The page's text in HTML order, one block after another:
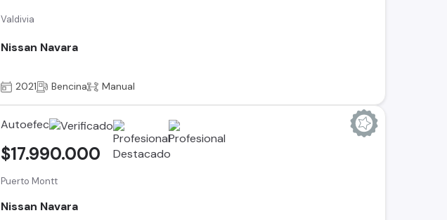
Valdivia
Nissan Navara
2021 Bencina Manual
Autoefec
Puerto Montt
Nissan Navara
$17.990.000